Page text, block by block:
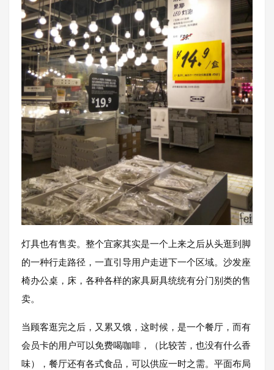
灯具也有售卖。整个宜家其实是一个上来之后从头逛到脚
的一种行走路径，一直引导用户走进下一个区域。沙发座
椅办公桌，床，各种各样的家具厨具统统有分门别类的售
卖。
当顾客逛完之后，又累又饿，这时候，是一个餐厅，而有
会员卡的用户可以免费喝咖啡，（比较苦，也没有什么香
味），餐厅还有各式食品，可以供应一时之需。平面布局